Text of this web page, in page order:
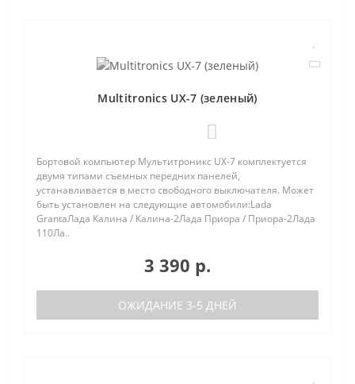
Multitronics UX-7 (зеленый)
Бортовой компьютер Мультитроникс UX-7 комплектуется
двумя типами съемных передних панелей,
устанавливается в место свободного выключателя. Может
быть установлен на следующие автомобили:Lada
GrantaЛада Калина / Калина-2Лада Приора / Приора-2Лада
110Ла..
3 390 р.
ОЖИДАНИЕ 3-5 ДНЕЙ